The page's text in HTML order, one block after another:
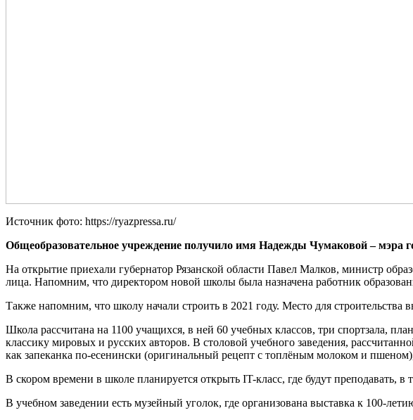
Источник фото: https://ryazpressa.ru/
Общеобразовательное учреждение получило имя Надежды Чумаковой – мэра
На открытие приехали губернатор Рязанской области Павел Малков, министр
лица. Напомним, что директором новой школы была назначена работник
Также напомним, что школу начали строить в 2021 году. Место для
Школа рассчитана на 1100 учащихся, в ней 60 учебных классов, три спортзала,
классику мировых и русских авторов. В столовой учебного заведения,
как запеканка по-есенински (оригинальный рецепт с топлëным молоком и
В скором времени в школе планируется открыть IT-класс, где будут преподавать,
В учебном заведении есть музейный уголок, где организована выставка к 100-